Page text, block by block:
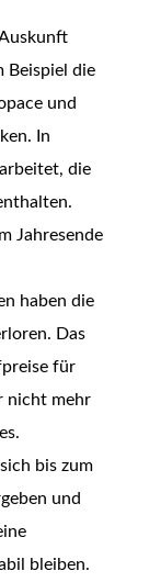
Beispiel die
und
In
die
Jahresende
haben die
Das
für
nicht mehr
bis zum
und
bleiben.